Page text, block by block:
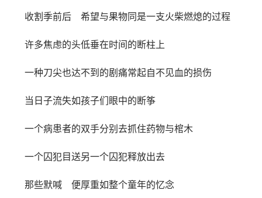
收割季前后 希望与果物同是一支火柴燃熄的过程
许多焦虑的头低垂在时间的断柱上
一种刀尖也达不到的剧痛常起自不见血的损伤
当日子流失如孩子们眼中的断筝
一个病患者的双手分别去抓住药物与棺木
一个囚犯目送另一个囚犯释放出去
那些默喊 便厚重如整个童年的忆念